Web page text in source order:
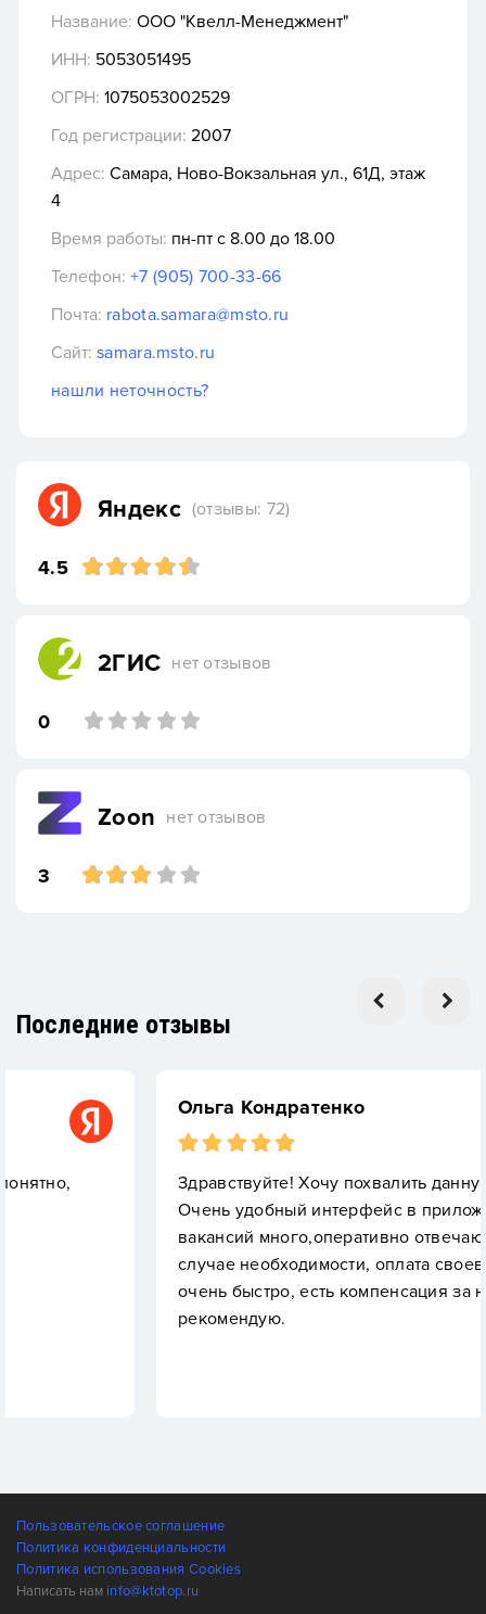
Название: ООО "Квелл-Менеджмент"
ИНН: 5053051495
ОГРН: 1075053002529
Год регистрации: 2007
Адрес: Самара, Ново-Вокзальная ул., 61Д, этаж
4
Время работы: пн-пт с 8.00 до 18.00
Телефон: +7 (905) 700-33-66
Почта: rabota.samara@msto.ru
Сайт: samara.msto.ru
нашли неточность?
Яндекс (отзывы: 72)
4.5
2ГИС нет отзывов
0
Zoon нет отзывов
3
Последние отзывы
Ольга Кондратенко
Здравствуйте! Хочу похвалить данную
Очень удобный интерфейс в приложении,
вакансий много,оперативно отвечают в чате в
случае необходимости, оплата своевременно и
очень быстро, есть компенсация за налог.Всем
рекомендую.
Пользовательское соглашение
Политика конфиденциальности
Политика использования Cookies
Написать нам info@ktotop.ru